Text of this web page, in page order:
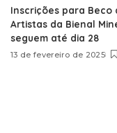
Inscrições para Beco
Artistas da Bienal
seguem até dia 28
13 de fevereiro de 2025